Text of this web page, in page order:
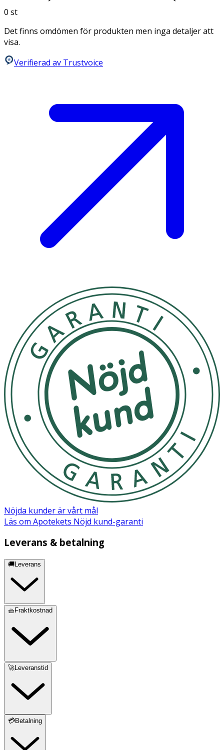
0 st
Det finns omdömen för produkten men inga detaljer att
visa.
Verifierad av Trustvoice
Nöjda kunder är vårt mål
Läs om Apotekets Nöjd kund-garanti
Leverans & betalning
🚚Leverans
🧺Fraktkostnad
🚀Leveranstid
💳Betalning